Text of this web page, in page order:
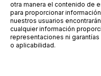
otra manera el contenido de
para proporcionar
nuestros usuarios
cualquier información
representaciones ni
o aplicabilidad.